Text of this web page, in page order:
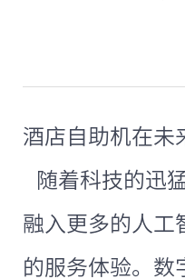
酒店自助机在未
随着科技的迅
融入更多的人工
的服务体验。数